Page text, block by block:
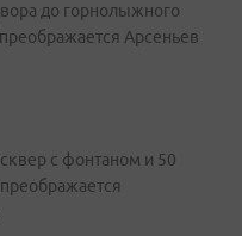
до горнолыжного
Арсеньев
с фонтаном и 50